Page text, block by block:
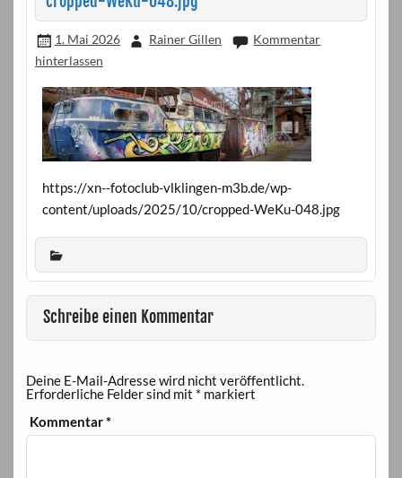
1. Mai 2026 Rainer Gillen
Kommentar
hinterlassen
https://xn--fotoclub-vlklingen-m3b.de/wp-
content/uploads/2025/10/cropped-WeKu-048.jpg
Schreibe einen Kommentar
Deine E-Mail-Adresse wird nicht veröffentlicht.
Erforderliche Felder sind mit * markiert
Kommentar*